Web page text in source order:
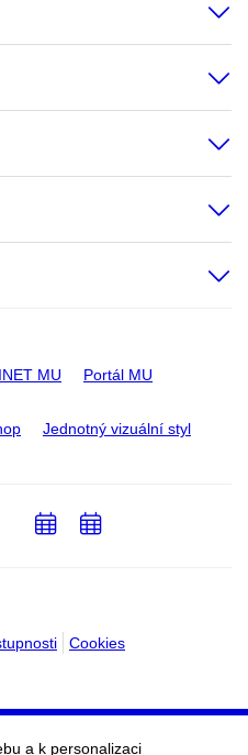
INET MU Portál MU
Jednotný vizuální styl
Cookies
PřidatPřidat
a k personalizaci